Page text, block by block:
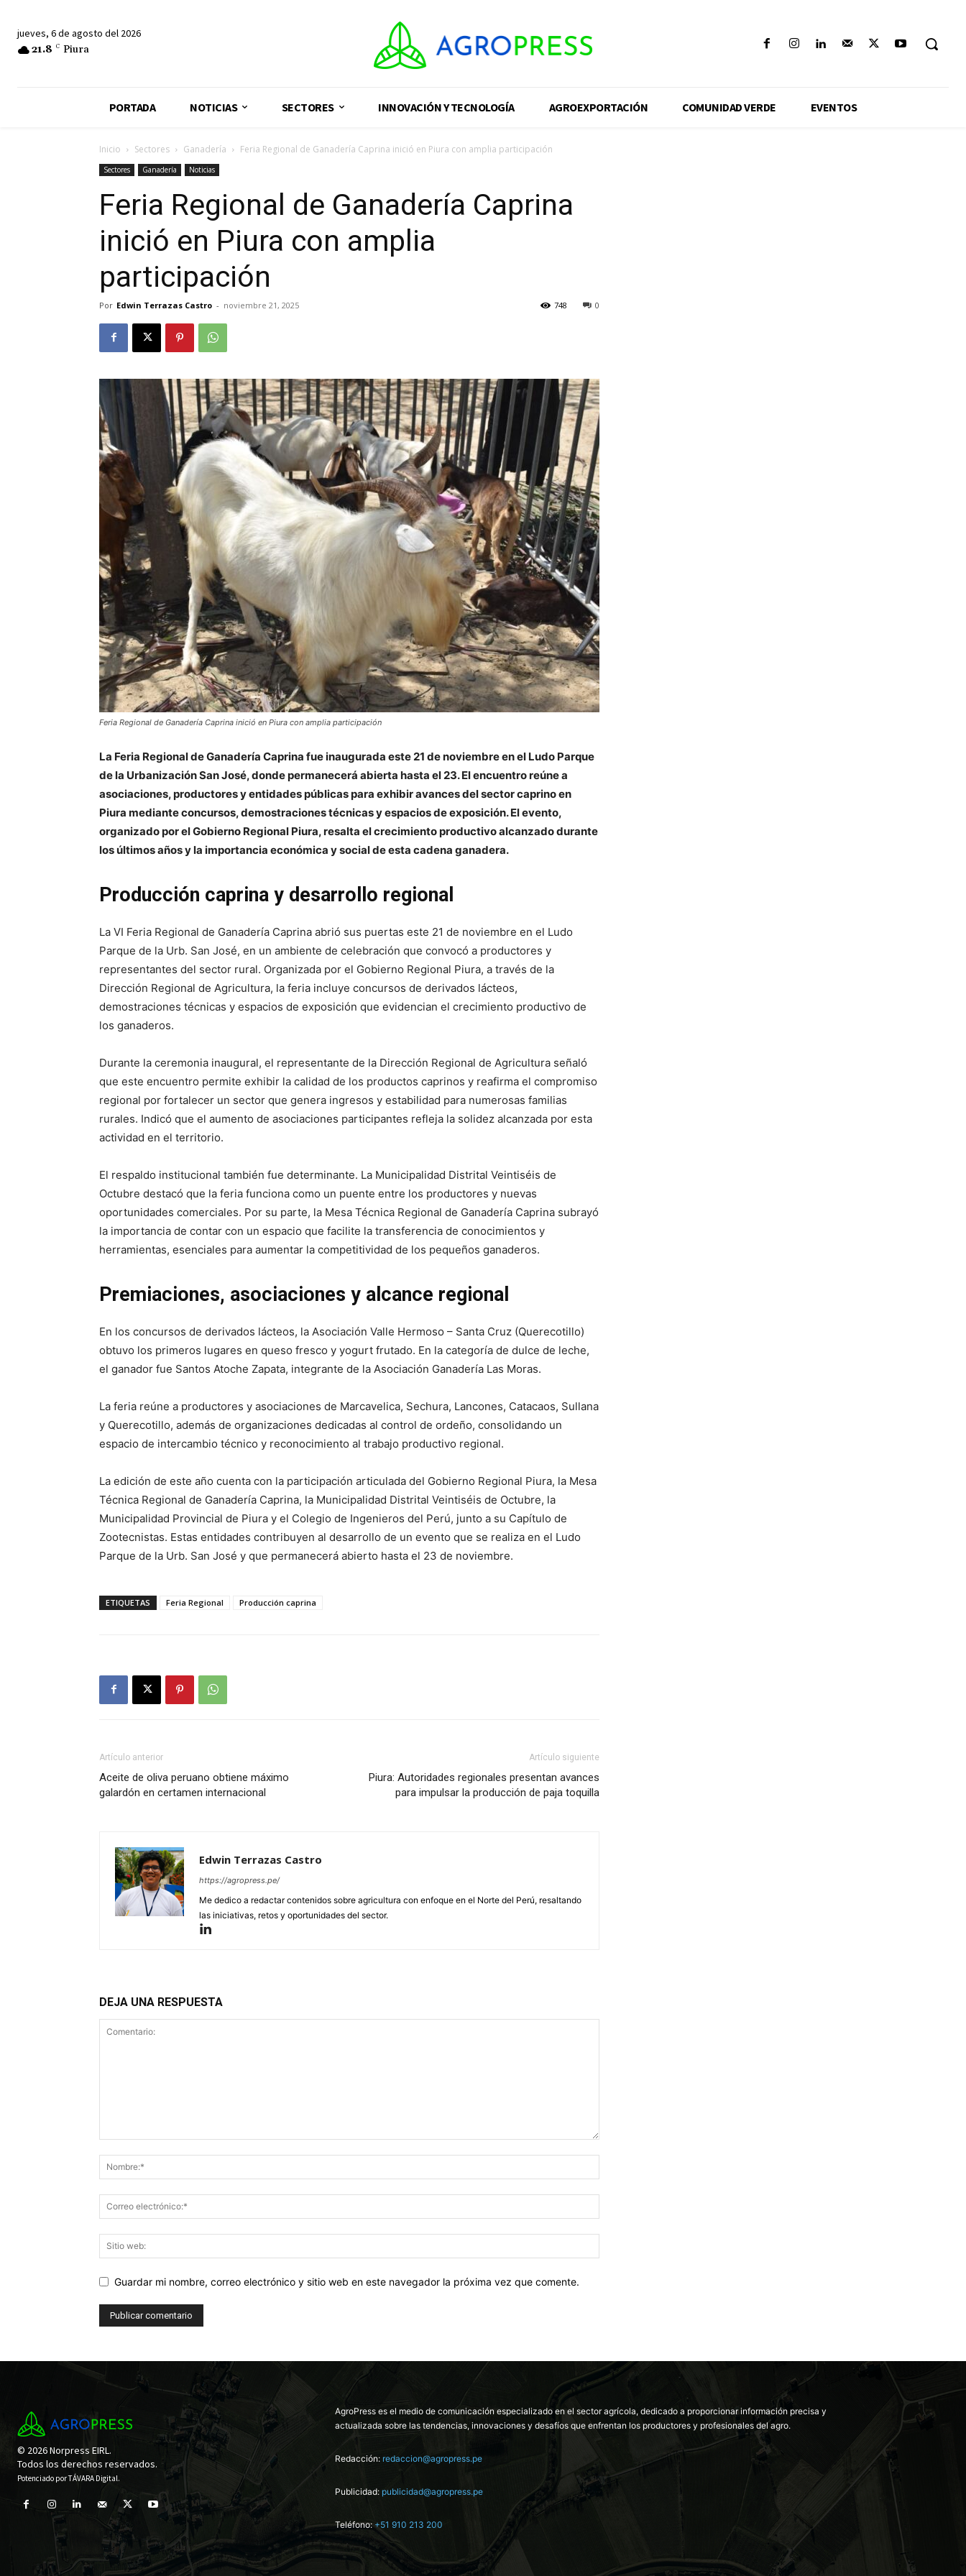
jueves, 6 de agosto del 2026
21.8 C Piura
PORTADA NOTICIAS SECTORES INNOVACIÓN Y TECNOLOGÍA AGROEXPORTACIÓN COMUNIDAD VERDE EVENTOS
Inicio Sectores Ganadería Feria Regional de Ganadería Caprina inició en Piura con amplia participación
Sectores Ganadería Noticias
Feria Regional de Ganadería Caprina
inició en Piura con amplia
participación
Por Edwin Terrazas Castro - noviembre 21, 2025 0
748
Feria Regional de Ganadería Caprina inició en Piura con amplia participación
La Feria Regional de Ganadería Caprina fue inaugurada este 21 de noviembre en el Ludo Parque
de la Urbanización San José, donde permanecerá abierta hasta el 23. El encuentro reúne a
asociaciones, productores y entidades públicas para exhibir avances del sector caprino en
Piura mediante concursos, demostraciones técnicas y espacios de exposición. El evento,
organizado por el Gobierno Regional Piura, resalta el crecimiento productivo alcanzado durante
los últimos años y la importancia económica y social de esta cadena ganadera.
Producción caprina y desarrollo regional
La VI Feria Regional de Ganadería Caprina abrió sus puertas este 21 de noviembre en el Ludo
Parque de la Urb. San José, en un ambiente de celebración que convocó a productores y
representantes del sector rural. Organizada por el Gobierno Regional Piura, a través de la
Dirección Regional de Agricultura, la feria incluye concursos de derivados lácteos,
demostraciones técnicas y espacios de exposición que evidencian el crecimiento productivo de
los ganaderos.
Durante la ceremonia inaugural, el representante de la Dirección Regional de Agricultura señaló
que este encuentro permite exhibir la calidad de los productos caprinos y reafirma el compromiso
regional por fortalecer un sector que genera ingresos y estabilidad para numerosas familias
rurales. Indicó que el aumento de asociaciones participantes refleja la solidez alcanzada por esta
actividad en el territorio.
El respaldo institucional también fue determinante. La Municipalidad Distrital Veintiséis de
Octubre destacó que la feria funciona como un puente entre los productores y nuevas
oportunidades comerciales. Por su parte, la Mesa Técnica Regional de Ganadería Caprina subrayó
la importancia de contar con un espacio que facilite la transferencia de conocimientos y
herramientas, esenciales para aumentar la competitividad de los pequeños ganaderos.
Premiaciones, asociaciones y alcance regional
En los concursos de derivados lácteos, la Asociación Valle Hermoso – Santa Cruz (Querecotillo)
obtuvo los primeros lugares en queso fresco y yogurt frutado. En la categoría de dulce de leche,
el ganador fue Santos Atoche Zapata, integrante de la Asociación Ganadería Las Moras.
La feria reúne a productores y asociaciones de Marcavelica, Sechura, Lancones, Catacaos, Sullana
y Querecotillo, además de organizaciones dedicadas al control de ordeño, consolidando un
espacio de intercambio técnico y reconocimiento al trabajo productivo regional.
La edición de este año cuenta con la participación articulada del Gobierno Regional Piura, la Mesa
Técnica Regional de Ganadería Caprina, la Municipalidad Distrital Veintiséis de Octubre, la
Municipalidad Provincial de Piura y el Colegio de Ingenieros del Perú, junto a su Capítulo de
Zootecnistas. Estas entidades contribuyen al desarrollo de un evento que se realiza en el Ludo
Parque de la Urb. San José y que permanecerá abierto hasta el 23 de noviembre.
ETIQUETAS Feria Regional Producción caprina
Artículo anterior
Aceite de oliva peruano obtiene máximo
galardón en certamen internacional
Artículo siguiente
Piura: Autoridades regionales presentan avances
para impulsar la producción de paja toquilla
Edwin Terrazas Castro
https://agropress.pe/
Me dedico a redactar contenidos sobre agricultura con enfoque en el Norte del Perú, resaltando
las iniciativas, retos y oportunidades del sector.
DEJA UNA RESPUESTA
Guardar mi nombre, correo electrónico y sitio web en este navegador la próxima vez que comente.
© 2026 Norpress EIRL.
Todos los derechos reservados.
Potenciado porTÁVARA Digital.
AgroPress es el medio de comunicación especializado en el sector agrícola, dedicado a proporcionar información precisa y
actualizada sobre las tendencias, innovaciones y desafíos que enfrentan los productores y profesionales del agro.
Redacción: redaccion@agropress.pe
Publicidad: publicidad@agropress.pe
Teléfono: +51 910 213 200